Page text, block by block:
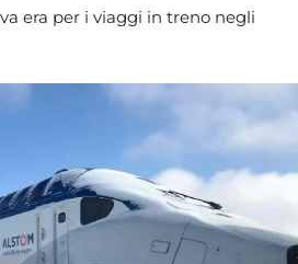
era per i viaggi in treno negli